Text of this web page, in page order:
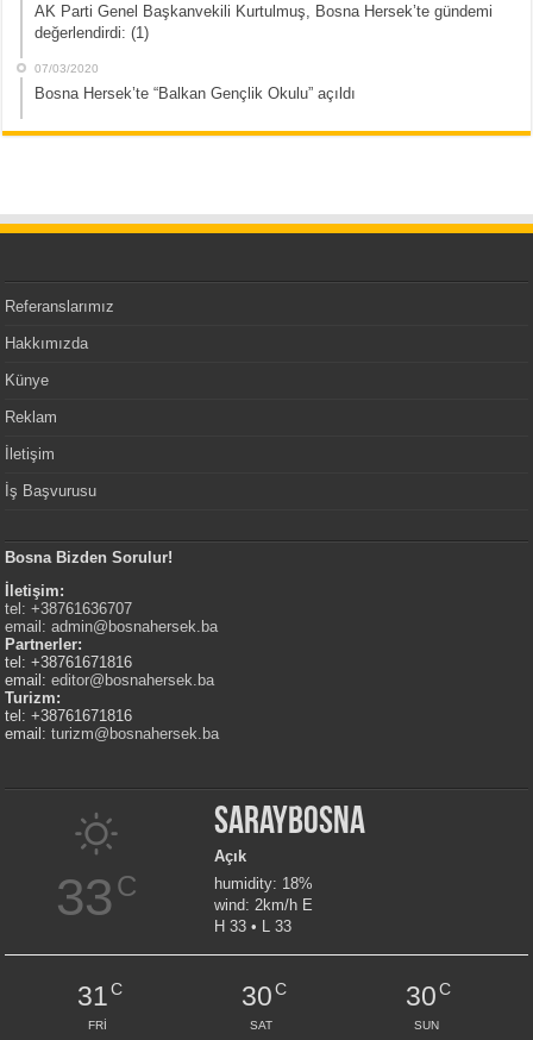
AK Parti Genel Başkanvekili Kurtulmuş, Bosna Hersek’te gündemi
değerlendirdi: (1)
07/03/2020
Bosna Hersek’te “Balkan Gençlik Okulu” açıldı
Referanslarımız
Hakkımızda
Künye
Reklam
İletişim
İş Başvurusu
Bosna Bizden Sorulur!
İletişim:
tel: +38761636707
email:admin@bosnahersek.ba
Partnerler:
tel: +38761671816
email:editor@bosnahersek.ba
Turizm:
tel: +38761671816
email:turizm@bosnahersek.ba
33C
Saraybosna
Açık
humidity: 18%
wind: 2km/h E
H 33 • L 33
31C
FRI
30C
SAT
30C
SUN